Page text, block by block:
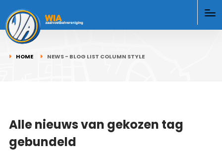
HOME NEWS - BLOG LIST COLUMN STYLE
Alle nieuws van gekozen tag
gebundeld